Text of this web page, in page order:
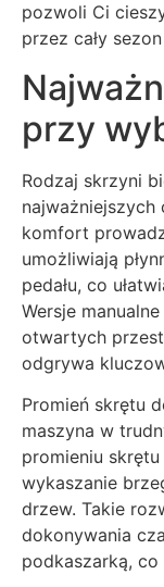
pozwoli Ci
przez cały
przy
Rodzaj skrzyni
najważniejszych
komfort
umożliwiają
pedału, co
Wersje
otwartych
odgrywa
Promień skrętu
maszyna w
promieniu
wykaszanie
drzew. Takie
dokonywania
podkaszarką,